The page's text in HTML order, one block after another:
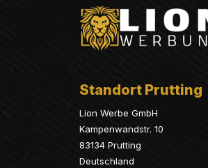
Standort Prutting
Lion Werbe GmbH
Kampenwandstr. 10
83134 Prutting
Deutschland